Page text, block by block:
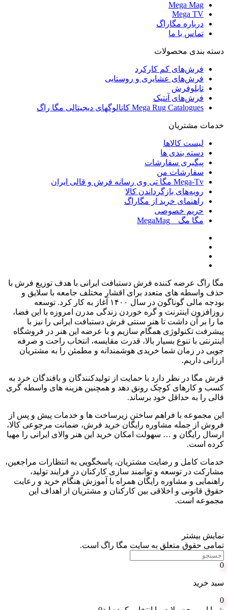
Mega Mag
Mega TV
درباره مگاراگ
تماس با ما
دسته بندی محصولات
فرش‌های کم کارکرد
فرش‌های عشایری و روستایی
تابلوفرش
فرش‌های آنتیک
Mega Rug Catalogues کاتالوگهای دیجیتالی مگا راگ
خدمات مشتریان
لیست کالاها
دسته بندی ها
پیگیری سفارشات
سفارشات من
Mega-Tv مگا تی وی رسانه فرش و قالی ایران
رویه‌های بازگرداندن کالا
راهنمای خرید از مگاراگ
حریم خصوصی
مگا مگ _ MegaMag
مگا راگ عرضه کننده فرش دستبافت ایرانی با هدف توزیع فرش با
حذف واسطه های متعدد برای اقشار مختلف جامعه با سلایق و
بودجه مالی گوناگون در سال
آغاز به کار کرد. توسعه
روزافزون اینترنت و گره خوردن زندگی مدرن امروزه با این فضا،
ما را بر آن داشت تا هنر سنتی فرش دستبافت ایرانی را نیز با
پیشرفت تکنولوژی همگام سازیم و با عرضه این هنر در فروشگاه
اینترنتی با تنوع بسیار بالا، قدرت مقایسه، انتخاب راحت و صرفه
جویی در زمان شما خریدی هوشمندانه و مطمئن را به مشتریان
ارزانی داریم.
فرش مگا در نظر دارد با حمایت از تولیدکنندگان و بافندگان خرد به
کسب و کارهای کوچک رونق دهد و همچنین هزینه های واسطه گری
قالی را به حداقل خود برساند.
این مجموعه با فراهم ساختن زیرساخت ها و خدمات پیش و پس از
فروش از جمله مشاوره رایگان خرید فرش، ضمانت مرجوعی کالا،
ارسال رایگان و … سهولت امکان خرید این هنر والای ایرانی را مهیا
کرده است.
خدمات کامل و رضایت مشتریان، پاسخگویی به انتظارات مراجعین،
مشارکت در توسعه و توانمند سازی کارکنان در فرایند تولید،
راهنمایی و مشاوره رایگان همراه با آموزش هنگام خرید و رعایت
حقوق قانونی و اخلاقی بین کارکنان و مشتریان از اهداف این
مجموعه است.
نمایش بیشتر
تمامی حقوق متعلق به سایت مگا راگ است.
0
سبد خرید
0